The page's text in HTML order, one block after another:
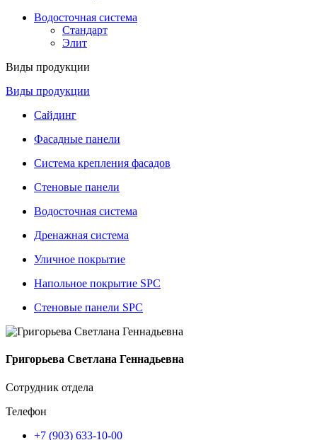
Водосточная система
Стандарт
Элит
Виды продукции
Виды продукции
Сайдинг
Фасадные панели
Система крепления фасадов
Стеновые панели
Водосточная система
Дренажная система
Уличное покрытие
Напольное покрытие SPC
Стеновые панели SPC
Григорьева Светлана Геннадьевна
Сотрудник отдела
Телефон
+7 (903) 633-10-00